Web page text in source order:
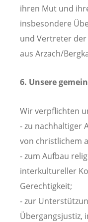
ihren Mut und
insbesondere
und Vertreter
aus Arzach/
6. Unsere
Wir verpflichten
- zu nachhaltiger
von christlichem
- zum Aufbau
interkultureller
Gerechtigkeit;
- zur
Übergangsjustiz,